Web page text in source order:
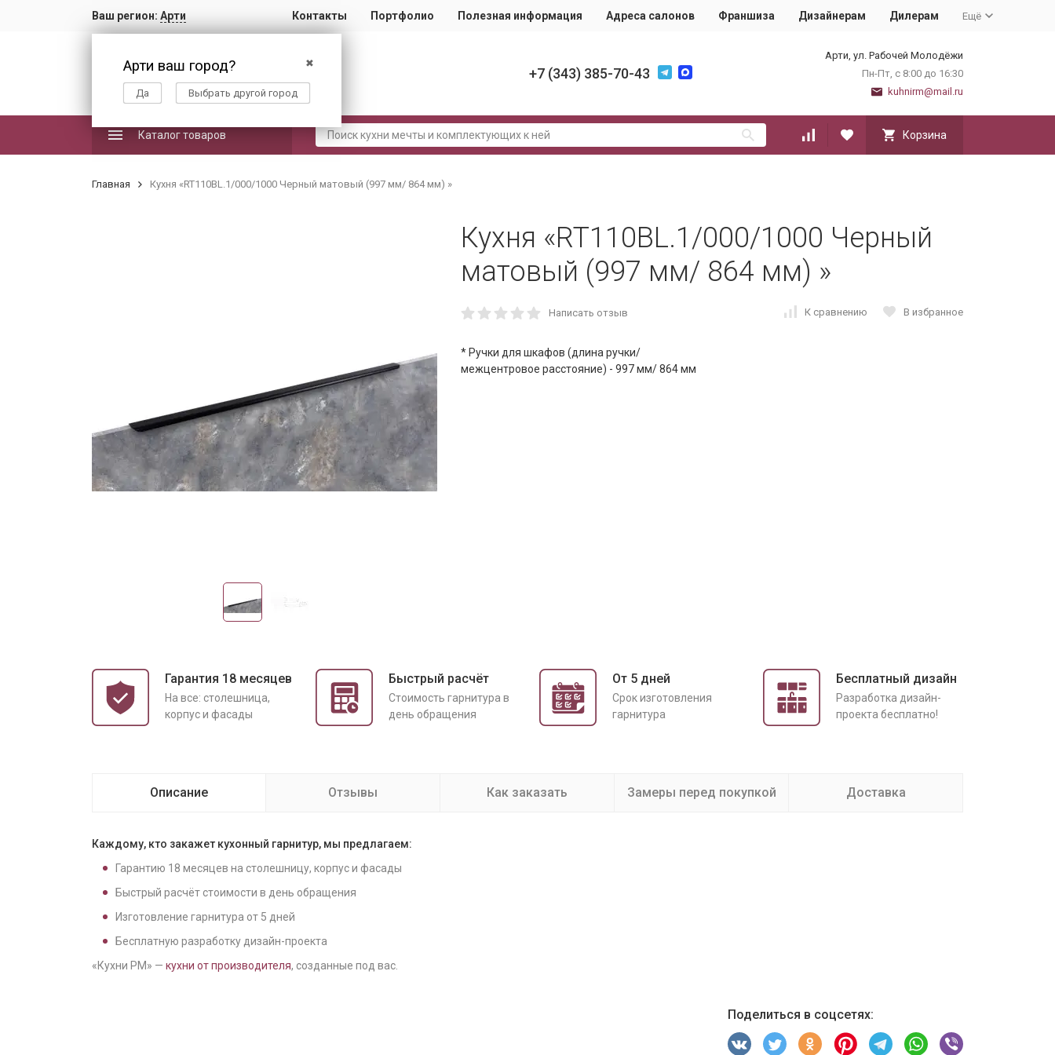
Ваш регион: Арти
✖
Арти ваш город?
Да Выбрать другой город
Контакты Портфолио Полезная информация Адреса салонов Франшиза Дизайнерам Дилерам Ещё
+7 (343) 385-70-43
Арти, ул. Рабочей Молодёжи
Пн-Пт, с 8:00 до 16:30
kuhnirm@mail.ru
Каталог товаров Корзина
Главная Кухня «RT110BL.1/000/1000 Черный матовый (997 мм/ 864 мм) »
Кухня «RT110BL.1/000/1000 Черный
матовый (997 мм/ 864 мм) »
Написать отзыв К сравнению В избранное
* Ручки для шкафов (длина ручки/
межцентровое расстояние) - 997 мм/ 864 мм
Гарантия 18 месяцев
На все: столешница,
корпус и фасады
Быстрый расчёт
Cтоимость гарнитура в
день обращения
От 5 дней
Срок изготовления
гарнитура
Бесплатный дизайн
Разработка дизайн-
проекта бесплатно!
Описание Отзывы Как заказать Замеры перед покупкой Доставка
Каждому, кто закажет кухонный гарнитур, мы предлагаем:
Гарантию 18 месяцев на столешницу, корпус и фасады
Быстрый расчёт стоимости в день обращения
Изготовление гарнитура от 5 дней
Бесплатную разработку дизайн-проекта
«Кухни РМ» — кухни от производителя, созданные под вас.
Поделиться в соцсетях: